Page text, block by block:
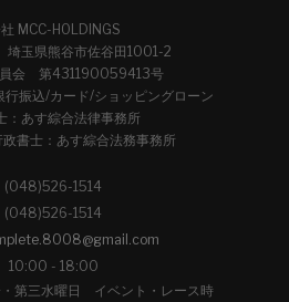
MCC-HOLDINGS
玉県熊谷市佐谷田1001-2
員会 第431190059413号
行振込/カード/ショッピングローン
：あす綜合法律事務所
書士：あす綜合法務事務所
(048)526-1514
(048)526-1514
10:00 - 18:00
第三水曜日 イベント・レース時